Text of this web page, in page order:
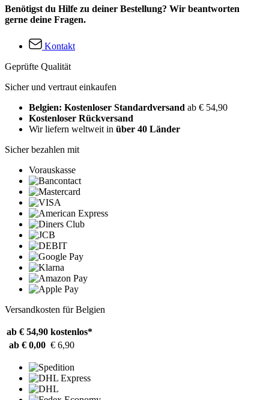
Benötigst du Hilfe zu deiner Bestellung? Wir beantworten
gerne deine Fragen.
Kontakt
Geprüfte Qualität
Sicher und vertraut einkaufen
Belgien: Kostenloser Standardversand ab € 54,90
Kostenloser Rückversand
Wir liefern weltweit in über 40 Länder
Sicher bezahlen mit
Vorauskasse
Versandkosten für Belgien
ab € 54,90 kostenlos*
ab € 0,00 € 6,90